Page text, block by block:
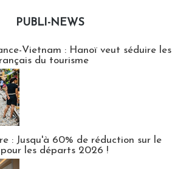
PUBLI-NEWS
Vietnam : Hanoï veut séduire les
du tourisme
: Jusqu'à 60% de réduction sur le
les départs 2026 !